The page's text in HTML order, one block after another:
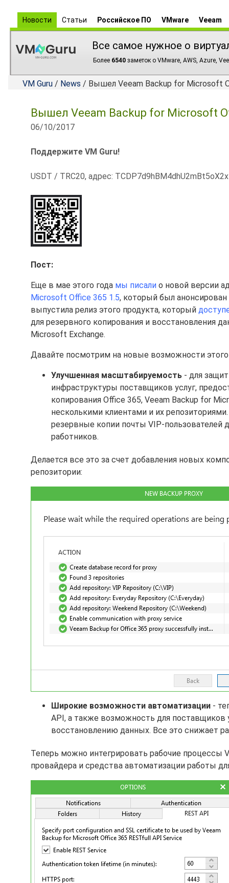
Новости Статьи Российское ПО VMware Veeam
Все самое нужное о
Более 6540 заметок о VMware, AWS, Azure,
VM Guru / News / Вышел Veeam Backup for Microsoft
Вышел Veeam Backup for Microsoft
06/10/2017
Поддержите VM Guru!
USDT / TRC20, адрес:
Пост:
Еще в мае этого года мы писали о новой версии
Microsoft Office 365 1.5, который был
выпустила релиз этого продукта, который
для резервного копирования и восстановления
Microsoft Exchange.
Давайте посмотрим на новые возможности
Улучшенная масштабируемость - для
инфраструктуры поставщиков услуг,
копирования Office 365, Veeam Backup for
несколькими клиентами и их
резервные копии почты VIP-
работников.
Делается все это за счет добавления новых
репозитории:
Широкие возможности автоматизации -
API, а также возможность для поставщиков
восстановлению данных. Все это снижает
Теперь можно интегрировать рабочие процессы
провайдера и средства автоматизации работы